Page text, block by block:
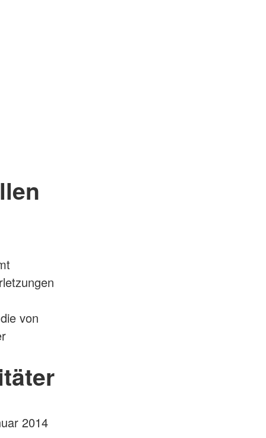
von
2014